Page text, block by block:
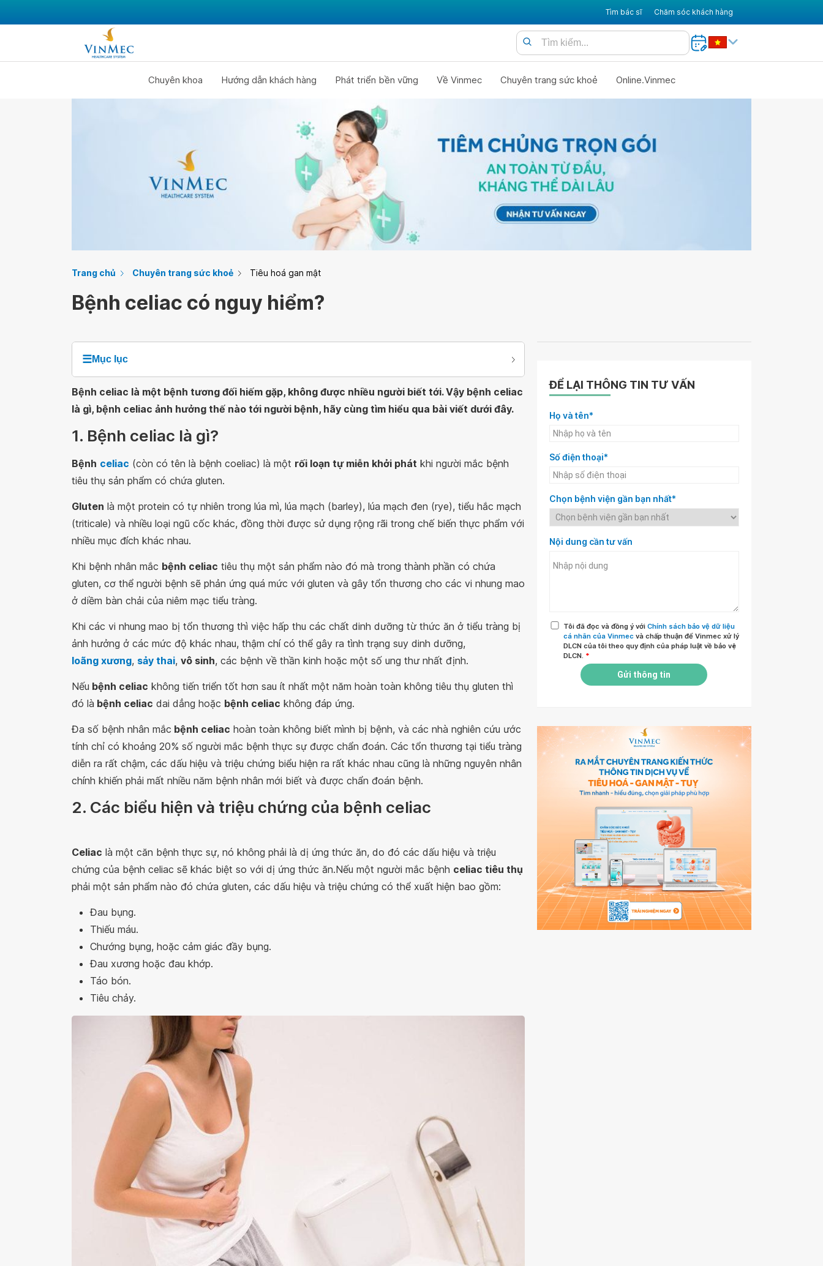
Tìm bác sĩ Chăm sóc khách hàng
Chuyên khoa Hướng dẫn khách hàng Phát triển bền vững Về Vinmec Chuyên trang sức khoẻ Online.Vinmec
Trang chủ Chuyên trang sức khoẻ Tiêu hoá gan mật
Bệnh celiac có nguy hiểm?
☰Mục lục
Bệnh celiac là một bệnh tương đối hiếm gặp, không được nhiều người biết tới. Vậy bệnh celiac
là gì, bệnh celiac ảnh hưởng thế nào tới người bệnh, hãy cùng tìm hiểu qua bài viết dưới đây.
1. Bệnh celiac là gì?
Bệnh celiac (còn có tên là bệnh coeliac) là một rối loạn tự miễn khởi phát khi người mắc bệnh
tiêu thụ sản phẩm có chứa gluten.
Gluten là một protein có tự nhiên trong lúa mì, lúa mạch (barley), lúa mạch đen (rye), tiểu hắc mạch
(triticale) và nhiều loại ngũ cốc khác, đồng thời được sử dụng rộng rãi trong chế biến thực phẩm với
nhiều mục đích khác nhau.
Khi bệnh nhân mắc bệnh celiac tiêu thụ một sản phẩm nào đó mà trong thành phần có chứa
gluten, cơ thể người bệnh sẽ phản ứng quá mức với gluten và gây tổn thương cho các vi nhung mao
ở diềm bàn chải của niêm mạc tiểu tràng.
Khi các vi nhung mao bị tổn thương thì việc hấp thu các chất dinh dưỡng từ thức ăn ở tiểu tràng bị
ảnh hưởng ở các mức độ khác nhau, thậm chí có thể gây ra tình trạng suy dinh dưỡng,
loãng xương, sảy thai, vô sinh, các bệnh về thần kinh hoặc một số ung thư nhất định.
Nếu bệnh celiac không tiến triển tốt hơn sau ít nhất một năm hoàn toàn không tiêu thụ gluten thì
đó là bệnh celiac dai dẳng hoặc bệnh celiac không đáp ứng.
Đa số bệnh nhân mắc bệnh celiac hoàn toàn không biết mình bị bệnh, và các nhà nghiên cứu ước
tính chỉ có khoảng 20% số người mắc bệnh thực sự được chẩn đoán. Các tổn thương tại tiểu tràng
diễn ra rất chậm, các dấu hiệu và triệu chứng biểu hiện ra rất khác nhau cũng là những nguyên nhân
chính khiến phải mất nhiều năm bệnh nhân mới biết và được chẩn đoán bệnh.
2. Các biểu hiện và triệu chứng của bệnh celiac
Celiac là một căn bệnh thực sự, nó không phải là dị ứng thức ăn, do đó các dấu hiệu và triệu
chứng của bệnh celiac sẽ khác biệt so với dị ứng thức ăn.Nếu một người mắc bệnh celiac tiêu thụ
phải một sản phẩm nào đó chứa gluten, các dấu hiệu và triệu chứng có thể xuất hiện bao gồm:
Đau bụng.
Thiếu máu.
Chướng bụng, hoặc cảm giác đầy bụng.
Đau xương hoặc đau khớp.
Táo bón.
Tiêu chảy.
ĐỂ LẠI THÔNG TIN TƯ VẤN
Họ và tên*
Số điện thoại*
Chọn bệnh viện gần bạn nhất*
Nội dung cần tư vấn
Tôi đã đọc và đồng ý với Chính sách bảo vệ dữ liệu
cá nhân của Vinmec và chấp thuận để Vinmec xử lý
DLCN của tôi theo quy định của pháp luật về bảo vệ
DLCN. *
Gửi thông tin